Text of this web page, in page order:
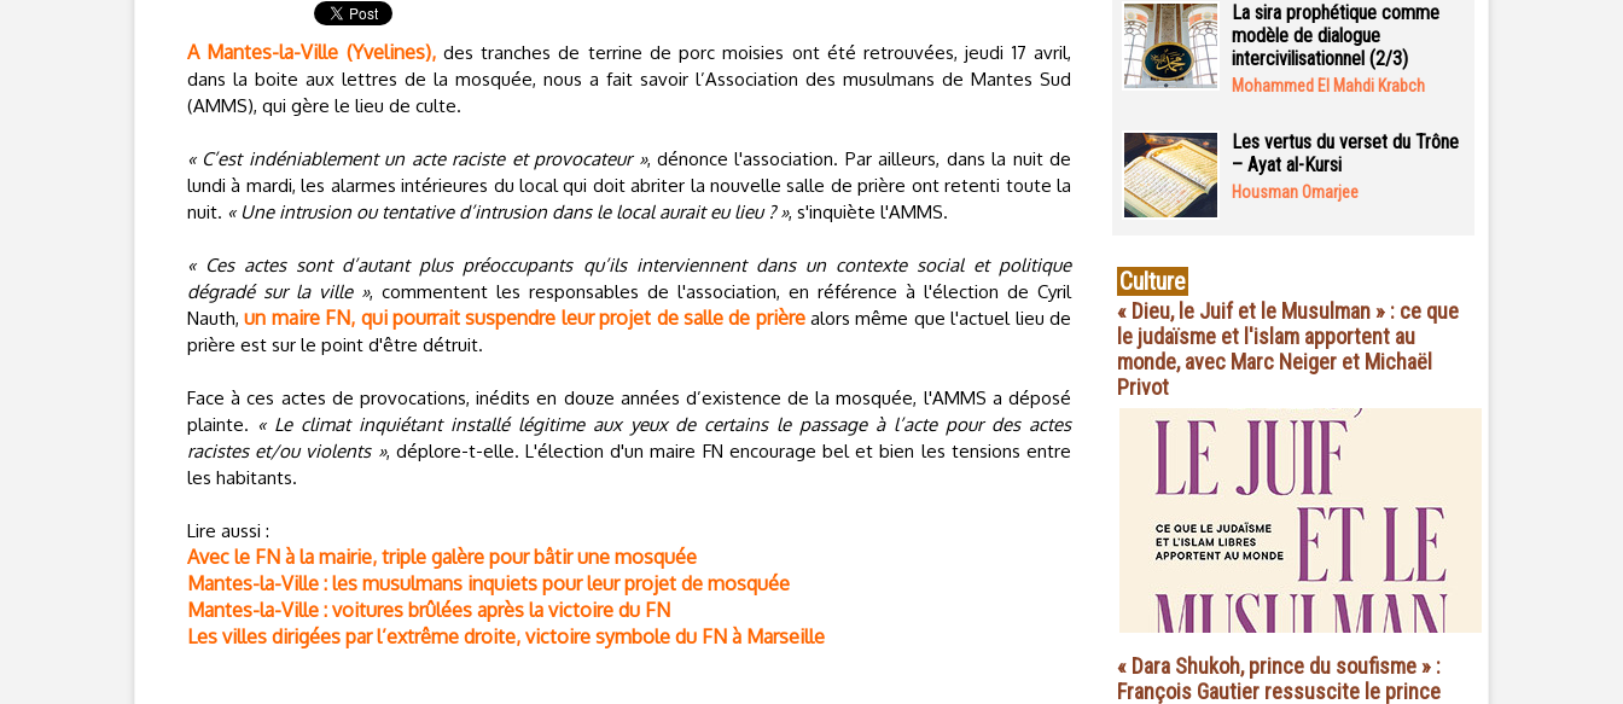
A Mantes-la-Ville (Yvelines),des tranches de terrine de porc moisies ont été retrouvées, jeudi 17 avril,
dans la boite aux lettres de la mosquée, nous a fait savoir l’Association des musulmans de Mantes Sud
(AMMS), qui gère le lieu de culte.
« C’est indéniablement un acte raciste et provocateur », dénonce l'association. Par ailleurs, dans la nuit de
lundi à mardi, les alarmes intérieures du local qui doit abriter la nouvelle salle de prière ont retenti toute la
nuit. « Une intrusion ou tentative d’intrusion dans le local aurait eu lieu ? », s'inquiète l'AMMS.
« Ces actes sont d’autant plus préoccupants qu’ils interviennent dans un contexte social et politique
dégradé sur la ville », commentent les responsables de l'association, en référence à l'élection de Cyril
Nauth,un maire FN, qui pourrait suspendre leur projet de salle de prièrealors même que l'actuel lieu de
prière est sur le point d'être détruit.
Face à ces actes de provocations, inédits en douze années d’existence de la mosquée, l'AMMS a déposé
plainte. « Le climat inquiétant installé légitime aux yeux de certains le passage à l’acte pour des actes
racistes et/ou violents », déplore-t-elle. L'élection d'un maire FN encourage bel et bien les tensions entre
les habitants.
Lire aussi :
Avec le FN à la mairie, triple galère pour bâtir une mosquée
Mantes-la-Ville : les musulmans inquiets pour leur projet de mosquée
Mantes-la-Ville : voitures brûlées après la victoire du FN
Les villes dirigées par l’extrême droite, victoire symbole du FN à Marseille
La sira prophétique comme
modèle de dialogue
intercivilisationnel (2/3)
Mohammed El Mahdi Krabch
Les vertus du verset du Trône
– Ayat al-Kursi
Housman Omarjee
Culture
« Dieu, le Juif et le Musulman » : ce que
le judaïsme et l'islam apportent au
monde, avec Marc Neiger et Michaël
Privot
« Dara Shukoh, prince du soufisme » :
François Gautier ressuscite le prince